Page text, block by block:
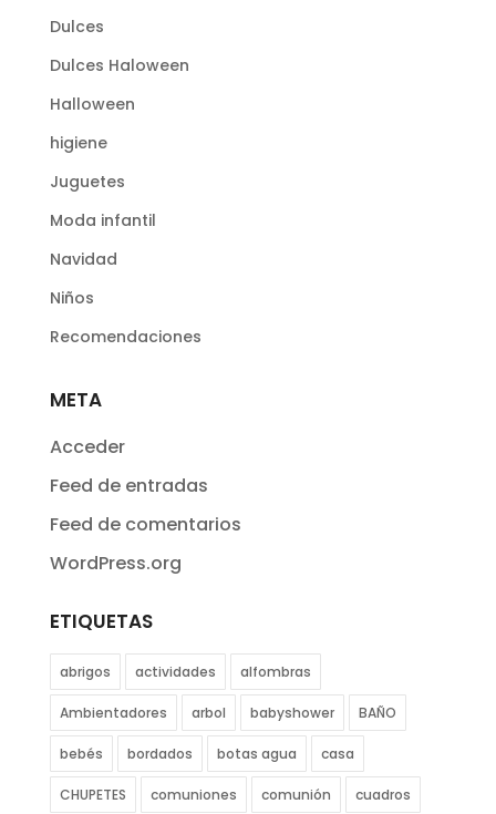
Dulces
Dulces Haloween
Halloween
higiene
Juguetes
Moda infantil
Navidad
Niños
Recomendaciones
META
Acceder
Feed de entradas
Feed de comentarios
WordPress.org
ETIQUETAS
abrigos actividades alfombras
Ambientadores arbol babyshower BAÑO
bebés bordados botas agua casa
CHUPETES comuniones comunión cuadros